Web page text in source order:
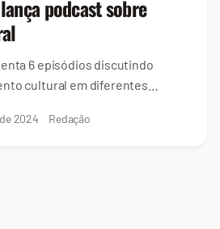
podcast sobre
6 episódios discutindo
cultural em diferentes
2024 Redação